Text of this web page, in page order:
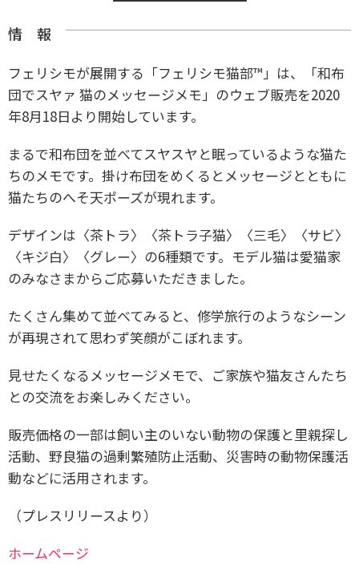
情 報
フェリシモが展開する「フェリシモ猫部™」は、「和布
団でスヤァ 猫のメッセージメモ」のウェブ販売を2020
年8月18日より開始しています。
まるで和布団を並べてスヤスヤと眠っているような猫た
ちのメモです。掛け布団をめくるとメッセージとともに
猫たちのへそ天ポーズが現れます。
デザインは〈茶トラ〉〈茶トラ子猫〉〈三毛〉〈サビ〉
〈キジ白〉〈グレー〉の6種類です。モデル猫は愛猫家
のみなさまからご応募いただきました。
たくさん集めて並べてみると、修学旅行のようなシーン
が再現されて思わず笑顔がこぼれます。
見せたくなるメッセージメモで、ご家族や猫友さんたち
との交流をお楽しみください。
販売価格の一部は飼い主のいない動物の保護と里親探し
活動、野良猫の過剰繁殖防止活動、災害時の動物保護活
動などに活用されます。
（プレスリリースより）
ホームページ